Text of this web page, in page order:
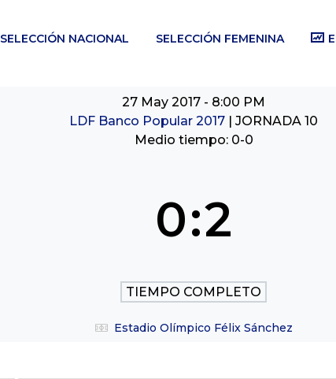
SELECCIÓN NACIONAL SELECCIÓN FEMENINA
27 May 2017 - 8:00 PM
LDF Banco Popular 2017 | JORNADA 10
Medio tiempo: 0-0
0:2
TIEMPO COMPLETO
Estadio Olímpico Félix Sánchez